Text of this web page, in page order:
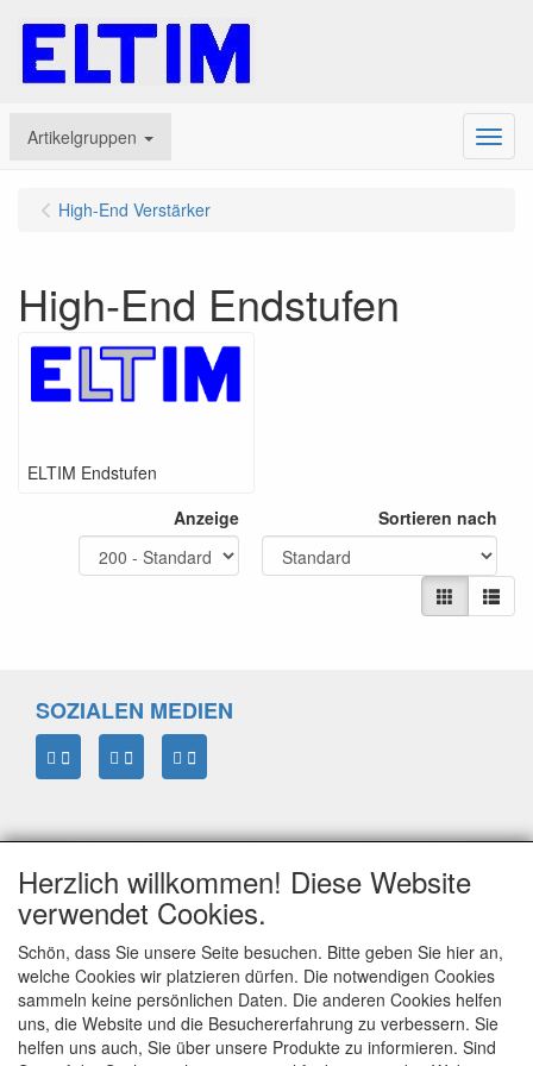
Artikelgruppen Menu
High-End Verstärker
High-End Endstufen
ELTIM Endstufen
Anzeige
Sortieren nach
SOZIALEN MEDIEN
ELTIM
Eenrummerweg 5
Herzlich willkommen! Diese Website
verwendet Cookies.
Schön, dass Sie unsere Seite besuchen. Bitte geben Sie hier an,
welche Cookies wir platzieren dürfen. Die notwendigen Cookies
sammeln keine persönlichen Daten. Die anderen Cookies helfen
uns, die Website und die Besuchererfahrung zu verbessern. Sie
helfen uns auch, Sie über unsere Produkte zu informieren. Sind